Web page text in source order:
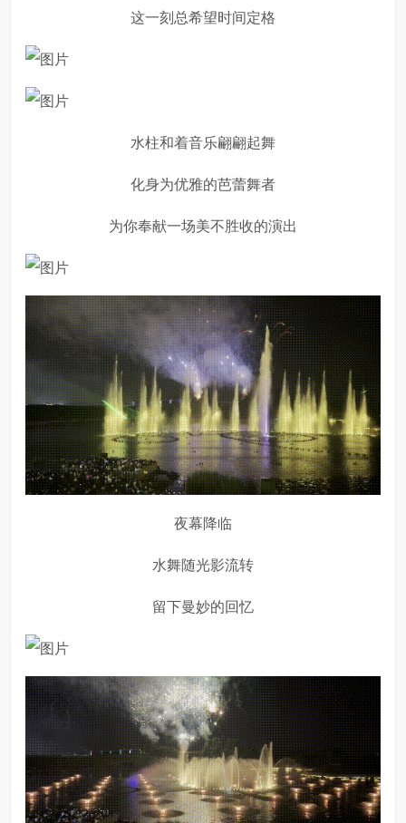
这一刻总希望时间定格
水柱和着音乐翩翩起舞
化身为优雅的芭蕾舞者
为你奉献一场美不胜收的演出
夜幕降临
水舞随光影流转
留下曼妙的回忆